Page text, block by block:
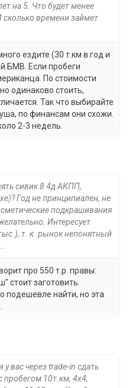
на 5. Что будет менее
времени займет
ездите (30 т.км в год и
БМВ. Если пробеги
По стоимости
одинаково стоить,
Так что выбирайте
по финансам они схожи.
2-3 недель.
сивик 8 4д АКПП,
Год не принципиален, не
подкрашивания
Интересует
т. к. рынок непонятный
про 550 т.р. правы:
стоит заготовить.
подешевле найти, но эта
вас через trade-in сдать
пробегом 10т.км, 4х4,